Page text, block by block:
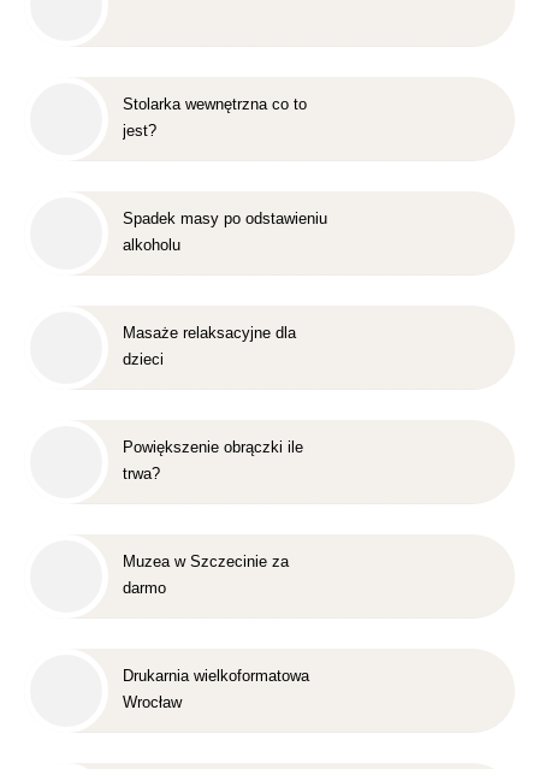
Stolarka wewnętrzna co to
jest?
Spadek masy po odstawieniu
alkoholu
Masaże relaksacyjne dla
dzieci
Powiększenie obrączki ile
trwa?
Muzea w Szczecinie za
darmo
Drukarnia wielkoformatowa
Wrocław